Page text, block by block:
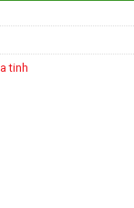
tinh